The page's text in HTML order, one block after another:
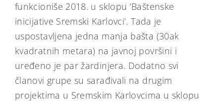
Inspiriši Se
Novosti
Kontakt
funkcioniše 2018. u sklopu ‘Baštenske
inicijative Sremski Karlovci’. Tada je
uspostavljena jedna manja bašta (30ak
kvadratnih metara) na javnoj površini i
uređeno je par žardinjera. Dodatno svi
članovi grupe su sarađivali na drugim
projektima u Sremskim Karlovcima u sklopu